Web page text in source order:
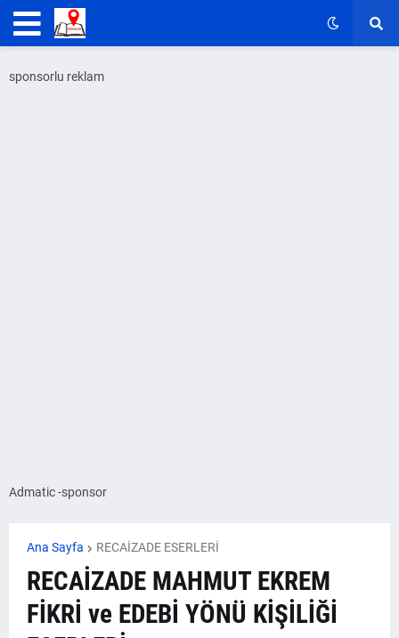
sponsorlu reklam
Admatic -sponsor
Ana Sayfa RECAİZADE ESERLERİ
RECAİZADE MAHMUT EKREM
FİKRİ ve EDEBİ YÖNÜ KİŞİLİĞİ